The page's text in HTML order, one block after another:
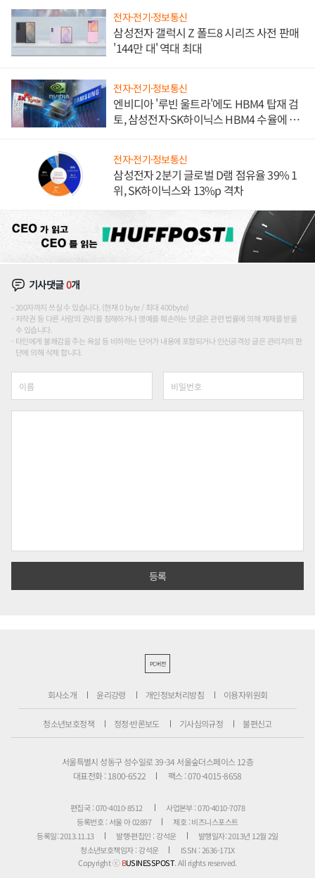
전자·전기·정보통신
삼성전자 갤럭시 Z 폴드8 시리즈 사전 판매
'144만 대' 역대 최대
전자·전기·정보통신
엔비디아 '루빈 울트라'에도 HBM4 탑재 검
토, 삼성전자·SK하이닉스 HBM4 수율에 주
전자·전기·정보통신
삼성전자 2분기 글로벌 D램 점유율 39% 1
위, SK하이닉스와 13%p 격차
기사댓글0개
200자까지 쓰실 수 있습니다. (현재 0 byte / 최대 400byte)
저작권 등 다른 사람의 권리를 침해하거나 명예를 훼손하는 댓글은 관련 법률에 의해 제재를 받을
수 있습니다.
타인에게 불쾌감을 주는 욕설 등 비하하는 단어가 내용에 포함되거나 인신공격성 글은 관리자의 판
단에 의해 삭제 합니다.
PC버전
회사소개 윤리강령 개인정보처리방침 이용자위원회
청소년보호정책 정정·반론보도 기사심의규정 불편신고
서울특별시 성동구 성수일로 39-34 서울숲더스페이스 12층
대표전화 : 1800-6522
팩스 : 070-4015-8658
편집국 : 070-4010-8512
사업본부 : 070-4010-7078
등록번호 : 서울 아 02897
제호 : 비즈니스포스트
등록일: 2013.11.13
발행·편집인 : 강석운
발행일자: 2013년 12월 2일
청소년보호책임자 : 강석운
ISSN : 2636-171X
Copyright ⓒBUSINESSPOST. All rights reserved.